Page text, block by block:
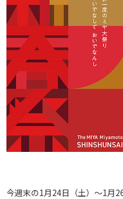
今週末の1月24日（土）～1月